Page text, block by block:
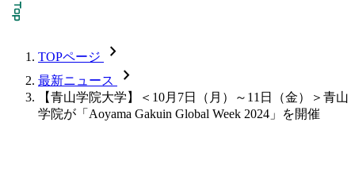
TOPページ chevron_forward
最新ニュース chevron_forward
【青山学院大学】＜10月7日（月）～11日（金）＞青山
学院が「Aoyama Gakuin Global Week 2024」を開催